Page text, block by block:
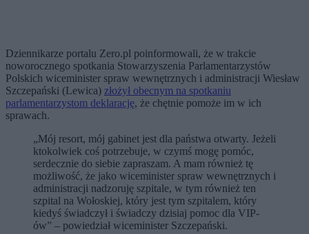
Dziennikarze portalu Zero.pl poinformowali, że w trakcie
noworocznego spotkania Stowarzyszenia Parlamentarzystów
Polskich wiceminister spraw wewnętrznych i administracji Wiesław
Szczepański (Lewica) złożył obecnym na spotkaniu
parlamentarzystom deklarację, że chętnie pomoże im w ich
sprawach.
„Mój resort, mój gabinet jest dla państwa otwarty. Jeżeli
ktokolwiek coś potrzebuje, w czymś mogę pomóc,
serdecznie do siebie zapraszam. A mam również tę
możliwość, że jako wiceminister spraw wewnętrznych i
administracji nadzoruję szpitale, w tym również ten
szpital na Wołoskiej, który jest tym szpitalem, który
kiedyś świadczył i świadczy dzisiaj pomoc dla VIP-
ów” – powiedział wiceminister Szczepański.